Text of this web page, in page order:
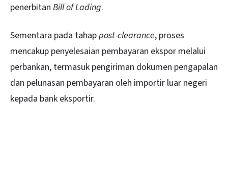
penerbitan Bill of Lading.
Sementara pada tahappost-clearance, proses
mencakup penyelesaian pembayaran ekspor melalui
perbankan, termasuk pengiriman dokumen pengapalan
dan pelunasan pembayaran oleh importir luar negeri
kepada bank eksportir.